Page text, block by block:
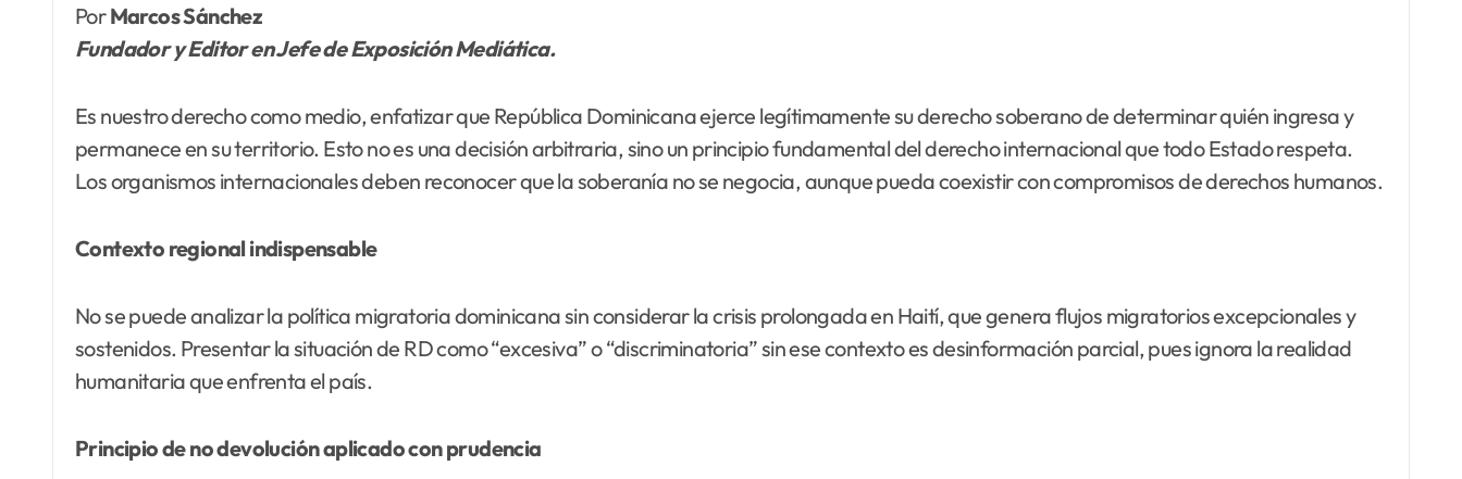
PorMarcos Sánchez
Fundador y Editor en Jefe de Exposición Mediática.
Es nuestro derecho como medio, enfatizar que República Dominicana ejerce legítimamente su derecho soberano de determinar quién ingresa y
permanece en su territorio. Esto no es una decisión arbitraria, sino un principio fundamental del derecho internacional que todo Estado respeta.
Los organismos internacionales deben reconocer que la soberanía no se negocia, aunque pueda coexistir con compromisos de derechos humanos.
Contexto regional indispensable
No se puede analizar la política migratoria dominicana sin considerar la crisis prolongada en Haití, que genera flujos migratorios excepcionales y
sostenidos. Presentar la situación de RD como “excesiva” o “discriminatoria” sin ese contexto es desinformación parcial, pues ignora la realidad
humanitaria que enfrenta el país.
Principio de no devolución aplicado con prudencia